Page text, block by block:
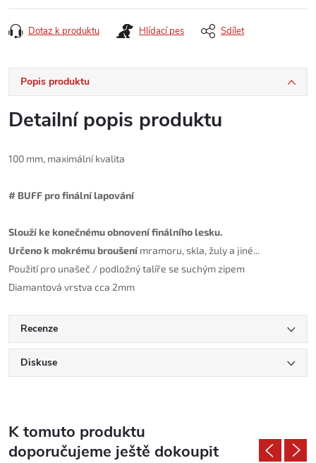
Dotaz k produktu Hlídací pes Sdílet
Popis produktu
Detailní popis produktu
100 mm, maximální kvalita
# BUFFprofinální lapování
Slouží ke konečnému obnovení finálního lesku.
Určeno k mokrému broušení mramoru, skla, žuly a jiné...
Použití pro unašeč / podložný talíře se suchým zipem
Diamantová vrstva cca 2mm
Recenze
Diskuse
K tomuto produktu
doporučujeme ještě dokoupit